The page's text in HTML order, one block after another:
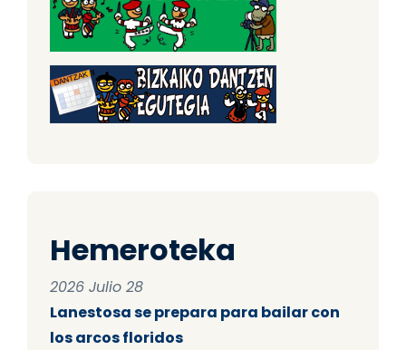
Hemeroteka
2026 Julio 28
Lanestosa se prepara para bailar con
los arcos floridos